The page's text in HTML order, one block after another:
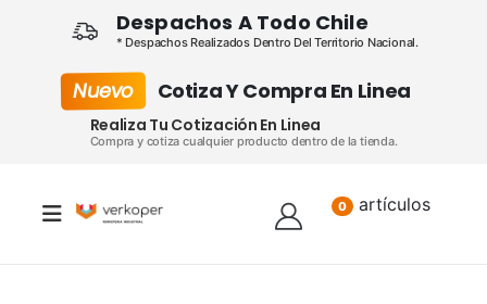
Despachos A Todo Chile
* Despachos Realizados Dentro Del Territorio Nacional.
Nuevo Cotiza Y Compra En Linea
Realiza Tu Cotización En Linea
Compra y cotiza cualquier producto dentro de la tienda.
0 artículos